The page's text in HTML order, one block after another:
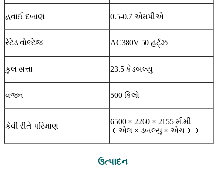
હવાઈ ​​દબાણ 0.5-0.7 એમપીએ
રેટેડ વોલ્ટેજ AC380V 50 હર્ટ્ઝ
કુલ સત્તા 23.5 કેડબલ્યુ
વજન 500 કિલો
કેવી રીતે પરિમાણ
6500 × 2260 × 2155 મીમી
（એલ × ડબલ્યુ × એચ））
ઉત્પાદન